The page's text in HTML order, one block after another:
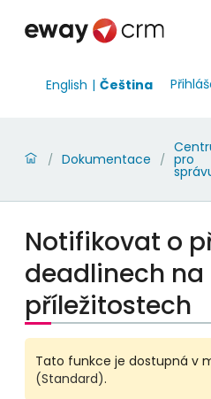
English Čeština
/ Dokumentace / pro
Notifikovat o
deadlinech na
příležitostech
Tato funkce je dostupná v
(Standard).